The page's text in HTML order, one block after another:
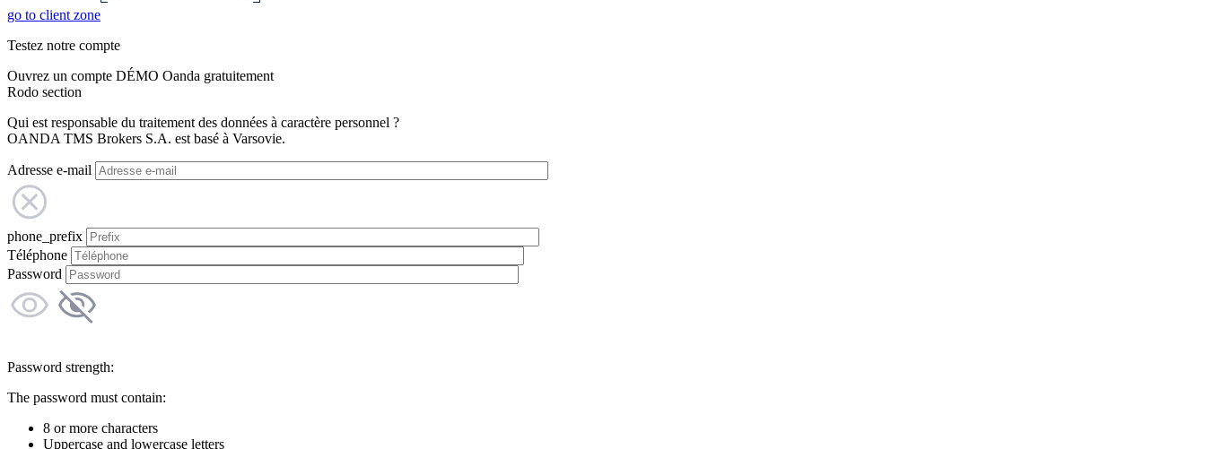
go to client zone
Testez notre compte
Ouvrez un compte DÉMO Oanda gratuitement
Rodo section
Qui est responsable du traitement des données à caractère personnel ?
OANDA TMS Brokers S.A. est basé à Varsovie.
Adresse e-mail
phone_prefix
Téléphone
Password
Password strength:
The password must contain:
8 or more characters
Uppercase and lowercase letters